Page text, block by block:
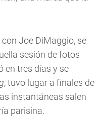
Joe DiMaggio, se
sesión de fotos
en tres días y se
, tuvo lugar a finales de
instantáneas salen
parisina.